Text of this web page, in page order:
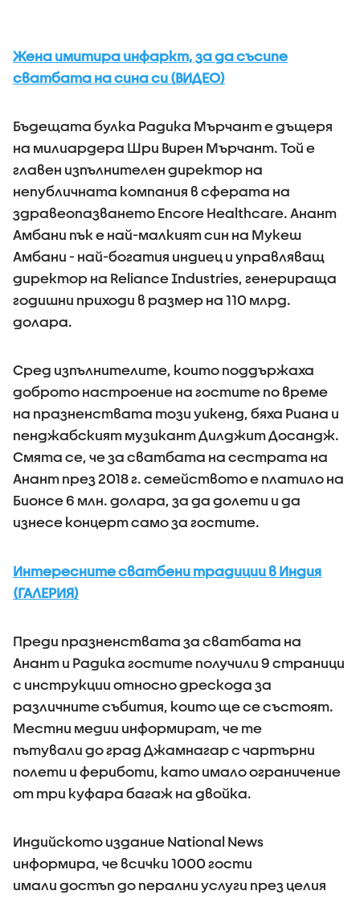
Жена имитира инфаркт, за да съсипе
сватбата на сина си (ВИДЕО)
Бъдещата булка Радика Мърчант е дъщеря
на милиардера Шри Вирен Мърчант. Той е
главен изпълнителен директор на
непубличната компания в сферата на
здравеопазването Encore Healthcare. Анант
Амбани пък е най-малкият син на Мукеш
Амбани - най-богатия индиец и управляващ
директор на Reliance Industries, генерираща
годишни приходи в размер на 110 млрд.
долара.
Сред изпълнителите, които поддържаха
доброто настроение на гостите по време
на празненствата този уикенд, бяха Риана и
пенджабският музикант Дилджит Досандж.
Смята се, че за сватбата на сестрата на
Анант през 2018 г. семейството е платило на
Бионсе 6 млн. долара, за да долети и да
изнесе концерт само за гостите.
Интересните сватбени традиции в Индия
(ГАЛЕРИЯ)
Преди празненствата за сватбата на
Анант и Радика гостите получили 9 страници
с инструкции относно дрескода за
различните събития, които ще се състоят.
Местни медии информират, че те
пътували до град Джамнагар с чартърни
полети и фериботи, като имало ограничение
от три куфара багаж на двойка.
Индийското издание National News
информира, че всички 1000 гости
имали достъп до перални услуги през целия